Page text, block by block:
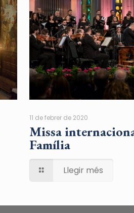
11 de febrer de 2020
Missa
Família
Llegir més